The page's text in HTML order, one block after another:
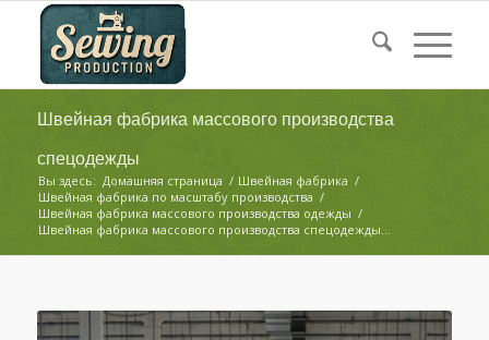
Швейная фабрика массового производства
спецодежды
Вы здесь: Домашняя страница / Швейная фабрика /
Швейная фабрика по масштабу производства /
Швейная фабрика массового производства одежды /
Швейная фабрика массового производства спецодежды...